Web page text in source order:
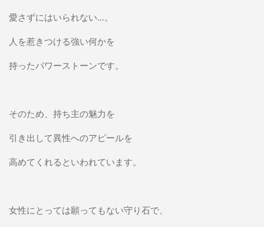
愛さずにはいられない…。
人を惹きつける強い何かを
持ったパワーストーンです。
そのため、持ち主の魅力を
引き出して異性へのアピールを
高めてくれるといわれています。
女性にとっては願ってもない守り石で、